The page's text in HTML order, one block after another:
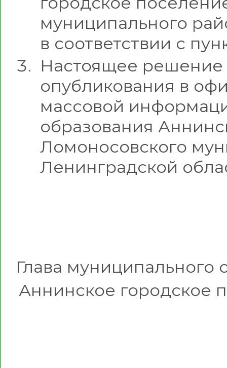
муниципального
в соответствии с
Настоящее решение
опубликования в
массовой
образования
Ломоносовского
Ленинградской
Глава муниципального
Аннинское